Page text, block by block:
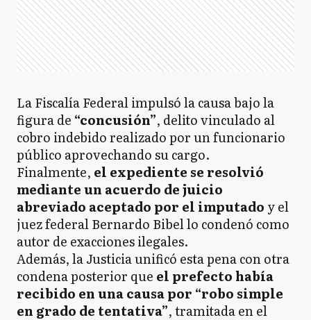
La Fiscalía Federal impulsó la causa bajo la
figura de “concusión”, delito vinculado al
cobro indebido realizado por un funcionario
público aprovechando su cargo.
Finalmente, el expediente se resolvió
mediante un acuerdo de juicio
abreviado aceptado por el imputado y el
juez federal Bernardo Bibel lo condenó como
autor de exacciones ilegales.
Además, la Justicia unificó esta pena con otra
condena posterior que el prefecto había
recibido en una causa por “robo simple
en grado de tentativa”, tramitada en el